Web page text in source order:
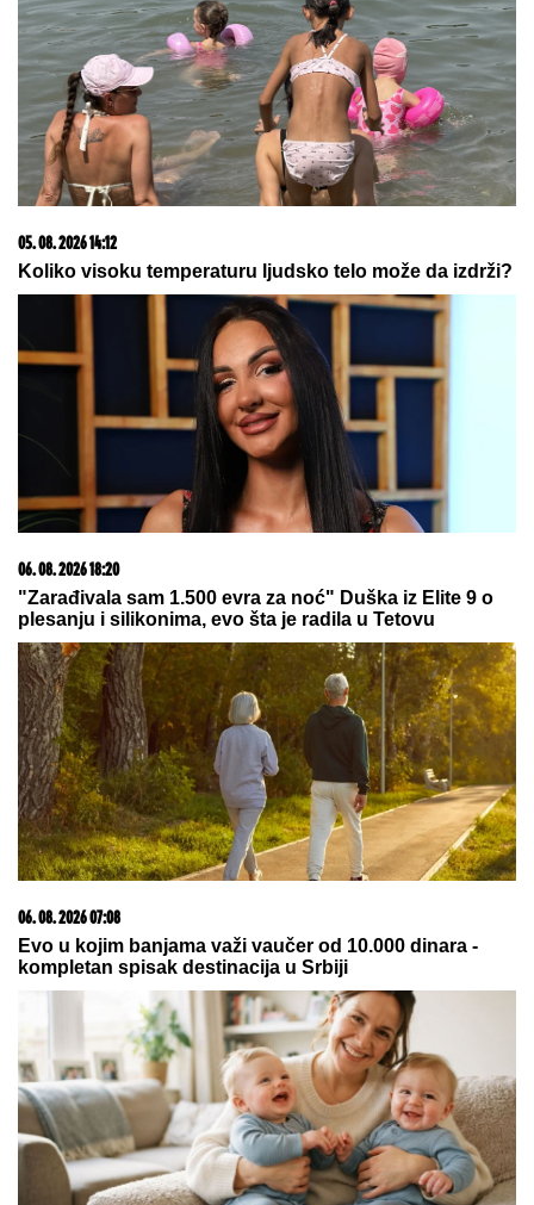
05. 08. 2026 14:12
Koliko visoku temperaturu ljudsko telo može da izdrži?
06. 08. 2026 18:20
"Zarađivala sam 1.500 evra za noć" Duška iz Elite 9 o
plesanju i silikonima, evo šta je radila u Tetovu
06. 08. 2026 07:08
Evo u kojim banjama važi vaučer od 10.000 dinara -
kompletan spisak destinacija u Srbiji